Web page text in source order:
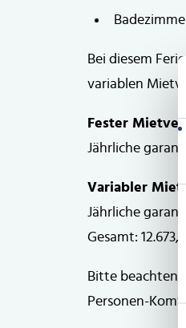
Plan
Bei diesem
variablen
Fester
Jährliche
Variabler
Jährliche
Gesamt:
Bitte beachten
Personen-